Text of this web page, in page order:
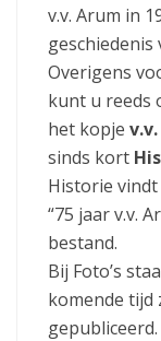
v.v. Arum in
geschiedenis
Overigens
kunt u reeds
het kopje
sinds kort
Historie vindt
“75 jaar v.v.
bestand.
Bij Foto’s
komende tijd
gepubliceerd.